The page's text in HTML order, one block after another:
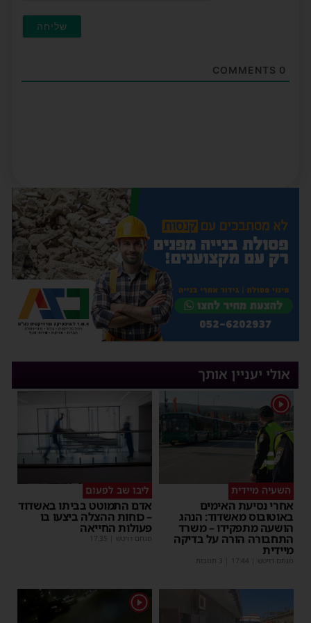
0
אולי יעניין אותך
1
השעיה מיידית
אחרי נסיעת האימים
באוטובוס מאשדוד: הנהג
הושעה מתפקידו – משרד
התחבורה הורה על בדיקה
מיידית
מנחם דויטש 17:44
ליבו שב לפעום
אדם התמוטט בביתו באשדוד
– כוחות ההצלה ביצעו בו
פעולות החייאה
מנחם דויטש 17:35
1